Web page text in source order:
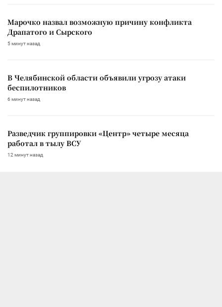
Марочко назвал возможную причину конфликта
Драпатого и Сырского
5 минут назад
В Челябинской области объявили угрозу атаки
беспилотников
6 минут назад
Разведчик группировки «Центр» четыре месяца
работал в тылу ВСУ
12 минут назад